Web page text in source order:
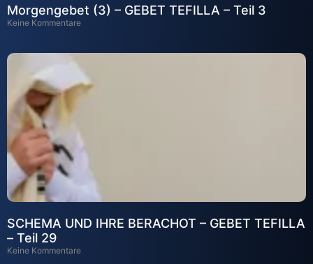
Morgengebet (3) – GEBET TEFILLA – Teil 3
Keine Kommentare
SCHEMA UND IHRE BERACHOT – GEBET TEFILLA
– Teil 29
Keine Kommentare